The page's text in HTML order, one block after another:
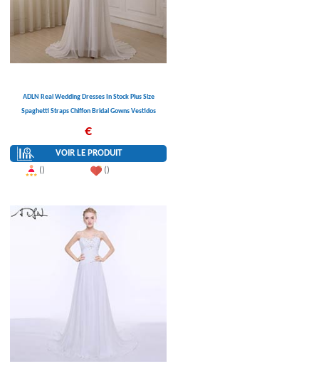
ADLN Real Wedding Dresses In Stock Plus Size
Spaghetti Straps Chiffon Bridal Gowns Vestidos
€
VOIR LE PRODUIT
()
()